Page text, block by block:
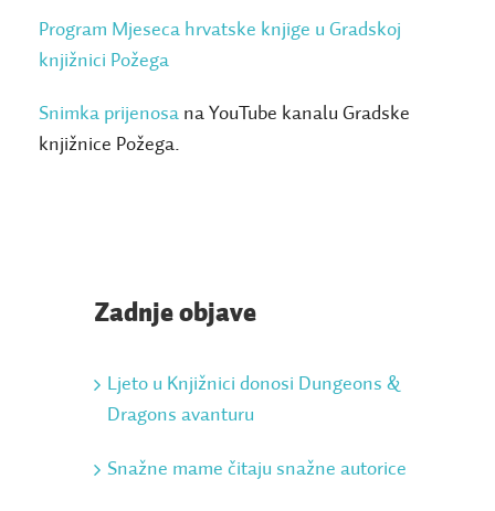
Program Mjeseca hrvatske knjige u Gradskoj
knjižnici Požega
Snimka prijenosa na YouTube kanalu Gradske
knjižnice Požega.
Zadnje objave
Ljeto u Knjižnici donosi Dungeons &
Dragons avanturu
Snažne mame čitaju snažne autorice